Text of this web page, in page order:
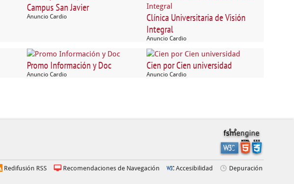
Campus San Javier
Anuncio Cardio
Clínica Universitaria de Visión
Integral
Anuncio Cardio
Promo Información y Doc
Anuncio Cardio
Cien por Cien universidad
Anuncio Cardio
Redifusión RSS Recomendaciones de Navegación Accesibilidad Depuración